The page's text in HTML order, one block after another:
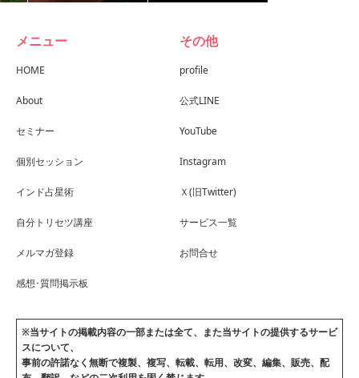
メニュー
HOME
About
セミナー
個別セッション
インド占星術
自分トリセツ講座
メルマガ登録
感想･質問掲示板
その他
profile
公式LINE
YouTube
Instagram
Ｘ(旧Twitter)
サービス一覧
お問合せ
※当サイトの掲載内容の一部または全て、また当サイトの提供するサービ
スについて、
事前の許諾なく無断で複製、複写、転載、転用、改変、編集、販売、配